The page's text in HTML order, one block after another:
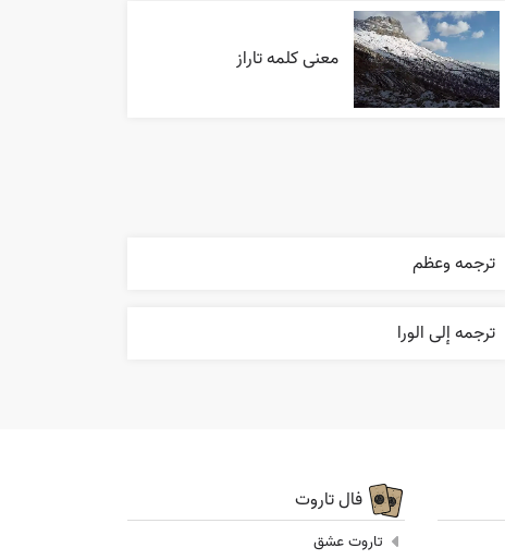
معنی کلمه تاراز
ترجمه وعظم
ترجمه إلی الورا
فال تاروت
تاروت عشق